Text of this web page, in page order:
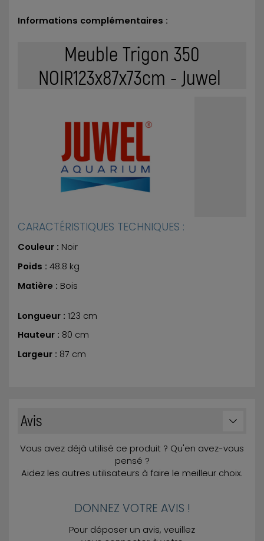
Informations complémentaires :
Meuble Trigon 350
NOIR123x87x73cm - Juwel
CARACTÉRISTIQUES TECHNIQUES :
Couleur : Noir
Poids : 48.8 kg
Matière : Bois
Longueur : 123 cm
Hauteur : 80 cm
Largeur : 87 cm
Avis
Vous avez déjà utilisé ce produit ? Qu'en avez-vous
pensé ?
Aidez les autres utilisateurs à faire le meilleur choix.
DONNEZ VOTRE AVIS !
Pour déposer un avis, veuillez